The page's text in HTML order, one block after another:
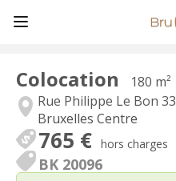
Colocation
180 m²
Rue Philippe Le Bon 33
Bruxelles Centre
765 € hors charges
BK 20096